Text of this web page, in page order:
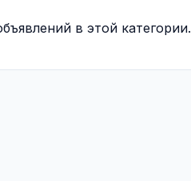
в этой категории.